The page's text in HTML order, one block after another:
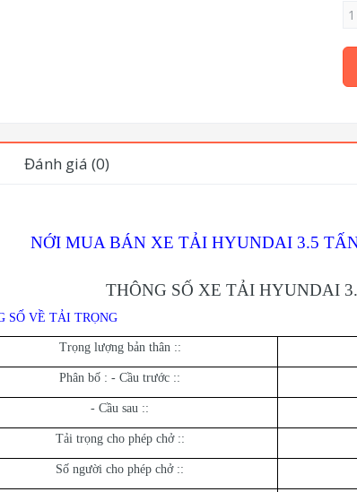
Đánh giá (0)
NỚI MUA BÁN XE TẢI HYUNDAI 3.5
THÔNG SỐ XE TẢI HYUNDAI
SỐ VỀ TẢI TRỌNG
Trọng lượng bản thân ::
Phân bố : - Cầu trước ::
- Cầu sau ::
Tải trọng cho phép chở ::
Số người cho phép chở ::